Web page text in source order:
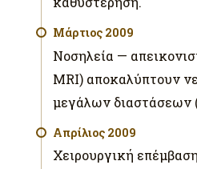
Μάρτιος 2009
Νοσηλεία —
MRI) αποκαλύπτουν
μεγάλων διαστάσεων
Απρίλιος 2009
Χειρουργική